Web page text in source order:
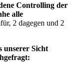
Controlling der
alle
2 dagegen und 2
unserer Sicht